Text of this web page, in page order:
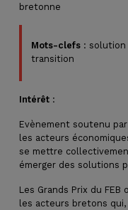
bretonne
Mots-clefs: solution
transition
Intérêt :
Evènement soutenu
les acteurs
se mettre
émerger des solutions
Les Grands Prix du
les acteurs bretons qui,